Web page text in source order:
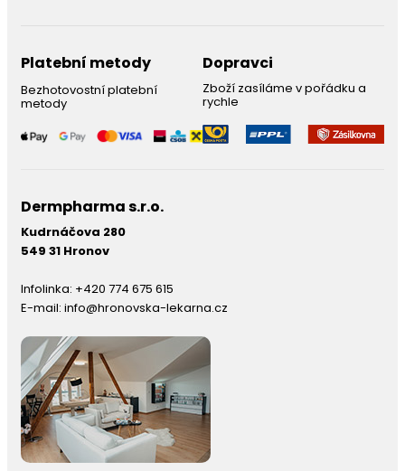
Platební metody
Bezhotovostní platební
metody
Dopravci
Zboží zasíláme v pořádku a
rychle
Dermpharma s.r.o.
Kudrnáčova 280
549 31 Hronov
Infolinka: +420 774 675 615
E-mail: info@hronovska-lekarna.cz